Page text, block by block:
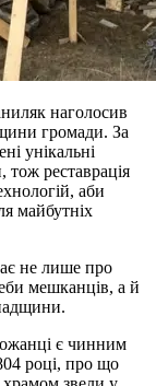
наголосив
громади. За
унікальні
тож реставрація
аби
майбутніх
не лише про
мешканців, а й
є чинним
році, про що